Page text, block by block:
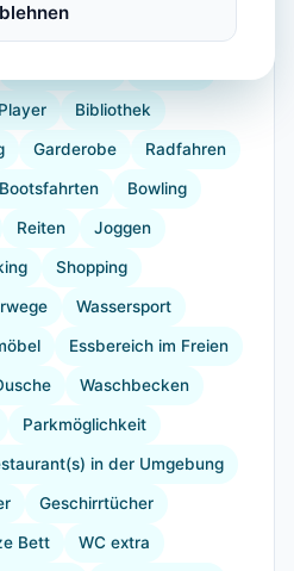
Bibliothek
Garderobe Radfahren
Bootsfahrten Bowling
Reiten Joggen
Shopping
Wassersport
Essbereich im Freien
Waschbecken
Parkmöglichkeit
in der Umgebung
Geschirrtücher
Bett WC extra